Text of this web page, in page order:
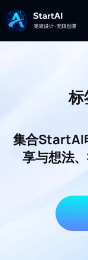
标
集合StartAI
享与想法